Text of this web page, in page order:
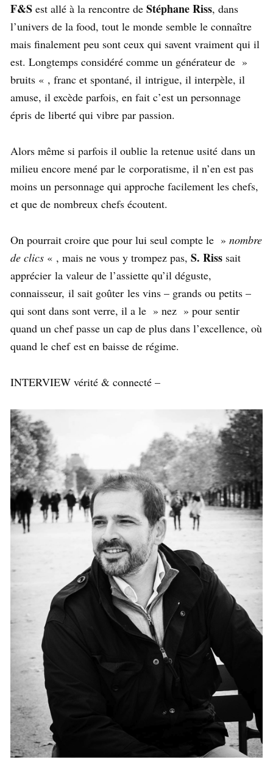
F&S est allé à la rencontre de Stéphane Riss, dans
l’univers de la food, tout le monde semble le connaître
mais finalement peu sont ceux qui savent vraiment qui il
est. Longtemps considéré comme un générateur de »
bruits « , franc et spontané, il intrigue, il interpèle, il
amuse, il excède parfois, en fait c’est un personnage
épris de liberté qui vibre par passion.
Alors même si parfois il oublie la retenue usité dans un
milieu encore mené par le corporatisme, il n’en est pas
moins un personnage qui approche facilement les chefs,
et que de nombreux chefs écoutent.
On pourrait croire que pour lui seul compte le » nombre
de clics « , mais ne vous y trompez pas, S. Riss sait
apprécier la valeur de l’assiette qu’il déguste,
connaisseur, il sait goûter les vins – grands ou petits –
qui sont dans sont verre, il a le » nez » pour sentir
quand un chef passe un cap de plus dans l’excellence, où
quand le chef est en baisse de régime.
INTERVIEW vérité & connecté –